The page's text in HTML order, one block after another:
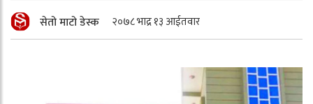
सेतो माटो डेस्क २०७८ भाद्र १३ आईतवार